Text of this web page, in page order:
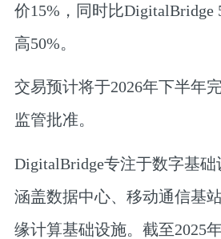
价15%，同时比DigitalBridge
高50%。
交易预计将于2026年下半年
监管批准。
DigitalBridge专注于数字基础
涵盖数据中心、移动通信基
缘计算基础设施。截至2025